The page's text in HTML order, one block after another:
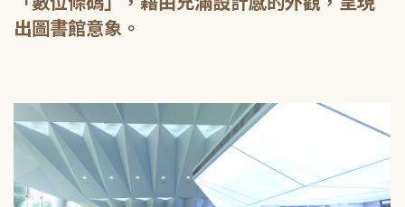
出圖書館意象。